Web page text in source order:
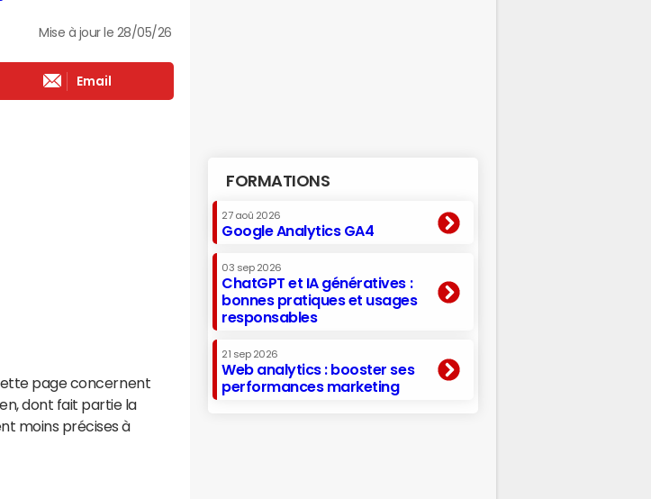
Mise à jour le 28/05/26
Email
page concernent
dont fait partie la
moins précises à
FORMATIONS
27 aoû 2026
Google Analytics GA4
03 sep 2026
ChatGPT et IA génératives :
bonnes pratiques et usages
responsables
21 sep 2026
Web analytics : booster ses
performances marketing